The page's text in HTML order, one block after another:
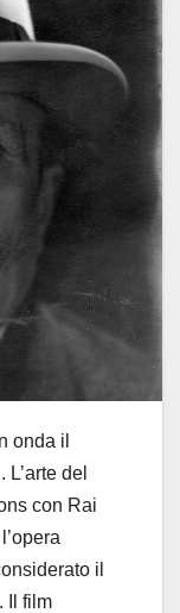
onda il
del
con Rai
il
Il film